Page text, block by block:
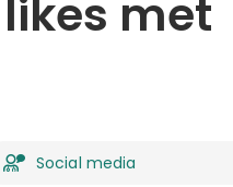
met
Social media